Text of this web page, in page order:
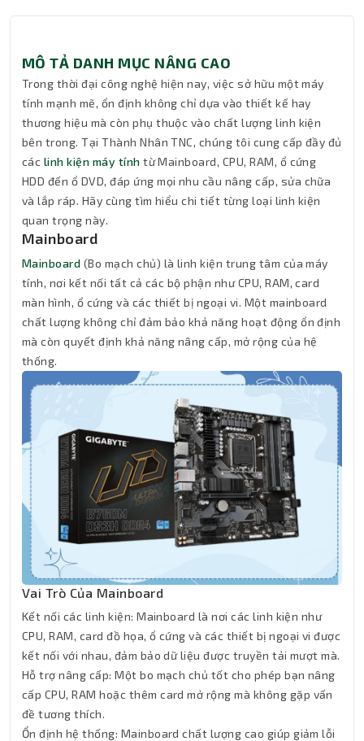
MÔ TẢ DANH MỤC NÂNG CAO
Trong thời đại công nghệ hiện nay, việc sở hữu một máy
tính mạnh mẽ, ổn định không chỉ dựa vào thiết kế hay
thương hiệu mà còn phụ thuộc vào chất lượng linh kiện
bên trong. Tại Thành Nhân TNC, chúng tôi cung cấp đầy đủ
các linh kiện máy tính từ Mainboard, CPU, RAM, ổ cứng
HDD đến ổ DVD, đáp ứng mọi nhu cầu nâng cấp, sửa chữa
và lắp ráp. Hãy cùng tìm hiểu chi tiết từng loại linh kiện
quan trọng này.
Mainboard
Mainboard (Bo mạch chủ) là linh kiện trung tâm của máy
tính, nơi kết nối tất cả các bộ phận như CPU, RAM, card
màn hình, ổ cứng và các thiết bị ngoại vi. Một mainboard
chất lượng không chỉ đảm bảo khả năng hoạt động ổn định
mà còn quyết định khả năng nâng cấp, mở rộng của hệ
thống.
Vai Trò Của Mainboard
Kết nối các linh kiện: Mainboard là nơi các linh kiện như
CPU, RAM, card đồ họa, ổ cứng và các thiết bị ngoại vi được
kết nối với nhau, đảm bảo dữ liệu được truyền tải mượt mà.
Hỗ trợ nâng cấp: Một bo mạch chủ tốt cho phép bạn nâng
cấp CPU, RAM hoặc thêm card mở rộng mà không gặp vấn
đề tương thích.
Ổn định hệ thống: Mainboard chất lượng cao giúp giảm lỗi